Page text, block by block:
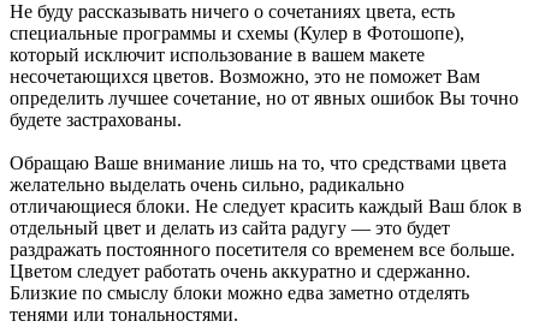
Не буду рассказывать ничего о сочетаниях цвета, есть
специальные программы и схемы (Кулер в Фотошопе),
который исключит использование в вашем макете
несочетающихся цветов. Возможно, это не поможет Вам
определить лучшее сочетание, но от явных ошибок Вы точно
будете застрахованы.
Обращаю Ваше внимание лишь на то, что средствами цвета
желательно выделать очень сильно, радикально
отличающиеся блоки. Не следует красить каждый Ваш блок в
отдельный цвет и делать из сайта радугу — это будет
раздражать постоянного посетителя со временем все больше.
Цветом следует работать очень аккуратно и сдержанно.
Близкие по смыслу блоки можно едва заметно отделять
тенями или тональностями.